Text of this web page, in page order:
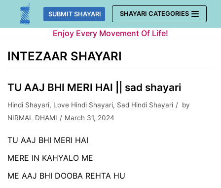
Skip
SUBMIT SHAYARI SHAYARI CATEGORIES
Enjoy Every Movement Of Life!
INTEZAAR SHAYARI
TU AAJ BHI MERI HAI || sad shayari
Hindi Shayari, Love Hindi Shayari, Sad Hindi Shayari
by
NIRMAL DHAMI
March 31, 2024
TU AAJ BHI MERI HAI
MERE IN KAHYALO ME
ME AAJ BHI DOOBA REHTA HU